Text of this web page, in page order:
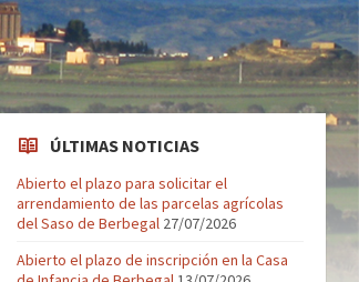
ÚLTIMAS NOTICIAS
Abierto el plazo para solicitar el
arrendamiento de las parcelas agrícolas
del Saso de Berbegal 27/07/2026
Abierto el plazo de inscripción en la Casa